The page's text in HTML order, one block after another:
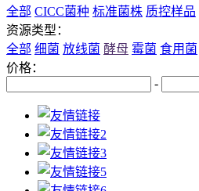
全部 CICC菌种 标准菌株 质控样品
资源类型：
全部 细菌 放线菌 酵母 霉菌 食用菌
价格：
-